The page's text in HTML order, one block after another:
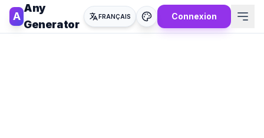
A
Any
Generator
FRANÇAIS Connexion